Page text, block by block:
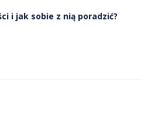
i jak sobie z nią poradzić?